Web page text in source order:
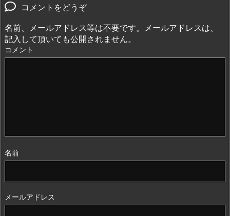
コメントをどうぞ
名前、メールアドレス等は不要です。メールアドレスは、
記入して頂いても公開されません。
コメント
名前
メールアドレス